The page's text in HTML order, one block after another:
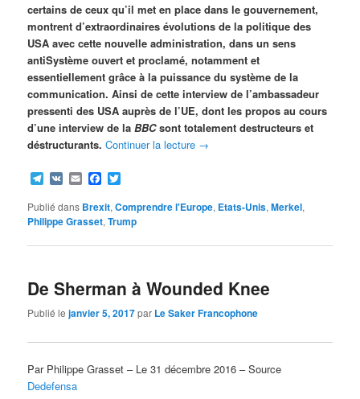
certains de ceux qu’il met en place dans le gouvernement,
montrent d’extraordinaires évolutions de la politique des
USA avec cette nouvelle administration, dans un sens
antiSystème ouvert et proclamé, notamment et
essentiellement grâce à la puissance du système de la
communication. Ainsi de cette interview de l’ambassadeur
pressenti des USA auprès de l’UE, dont les propos au cours
d’une interview de laBBCsont totalement destructeurs et
déstructurants. Continuer la lecture →
Telegram
VK EmailFacebook
Publié dans Brexit,Comprendre l'Europe, Etats-Unis,Merkel,
Philippe Grasset,Trump
De Sherman à Wounded Knee
Publié lejanvier 5, 2017par Le Saker Francophone
Par Philippe Grasset – Le 31 décembre 2016 – Source
Dedefensa